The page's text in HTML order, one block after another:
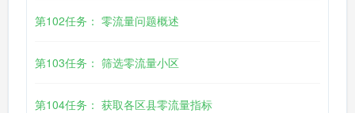
第102任务： 零流量问题概述
第103任务： 筛选零流量小区
第104任务： 获取各区县零流量指标